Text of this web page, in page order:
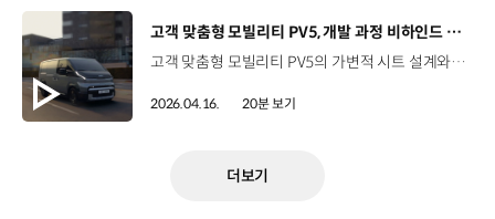
[동영상]
고객 맞춤형 모빌리티 PV5, 개발 과정 비하인드 스토리
고객 맞춤형 모빌리티 PV5의 가변적 시트 설계와 최첨단 사양까지.승차감과 내구성을 모두 확보하기 위한 고민,연구원이 직접 밝히는 PV5 개발 스토리를 지금 만나보세요. 00:00 하이라이트00:49 PV5 프로젝트를 맡았을 때, 들었던 생각?02:06 Trial-고객의 니즈에서 개발을 시작한 PV5 프로젝트04:20 Modify-시트를 자동차 바닥으로 넣을 수 있다면? 카고 하이루프 ‘팝업 싱킹 시트’ 개발 스토리07:02 Modify-안전성과 승차감을 충족하는 현가장치 ‘후륜 사이드로드 발생형 CTBA’ 개발 스토리11:02 Modify-비즈니스의 무한 확장을 가능하게 하는 ‘신규 인포테인먼트‘ 개발 스토리12:50 Improve-운전하기 편안한 전기 밴13:29 Improve-넓은 실내공간 확보를 위한 노력14:37 최소 회전 반경 5.5m, 경차 수준의 회전 반경 확보한 PV516:05 안드로이드 기반 AAOS 최초로 적용한 PV517:46 ‘이게 정말 되네?’ 연구원들의 솔직한 PV5 개발 소감 #기아 #TMI토크 #PV5 #PV5카고 #PV5패신저 #PV5택시 #PV5하이루프 #PBV #PV5개발과정 #PV5특화기능 #PV5성능 #PV5공간활용 #PV5승차감 #PV5안정성 #고객맞춤형모빌리티 유튜브 바로 가기 >
2026.04.16. 20분 보기
더보기